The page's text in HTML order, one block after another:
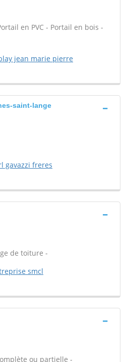
en PVC - Portail en bois -
jean marie pierre
saint-lange
gavazzi freres
de toiture -
smcl
ou partielle -